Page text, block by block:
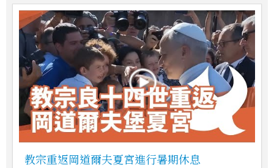
教宗重返岡道爾夫夏宮進行暑期休息